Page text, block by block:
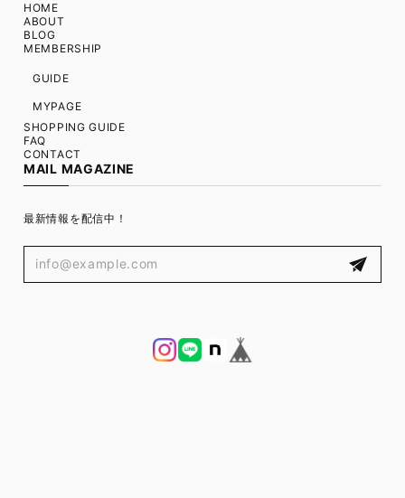
HOME
ABOUT
BLOG
MEMBERSHIP
GUIDE
MYPAGE
SHOPPING GUIDE
FAQ
CONTACT
MAIL MAGAZINE
最新情報を配信中！